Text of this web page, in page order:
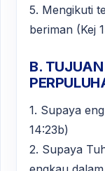
5. Mengikuti
beriman (Kej
B.
1. Supaya
14:23b)
2. Supaya